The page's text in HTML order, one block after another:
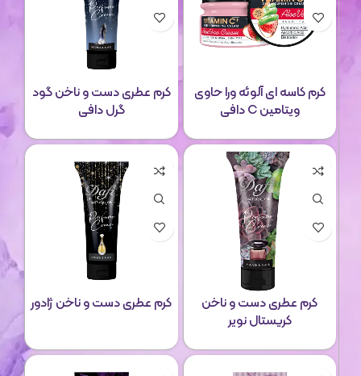
کرم کاسه ای آلوئه ورا حاوی
ویتامین C دافی
کرم عطری دست و ناخن گود
گرل دافی
کرم عطری دست و ناخن
کریستال نویر
کرم عطری دست و ناخن ژادور